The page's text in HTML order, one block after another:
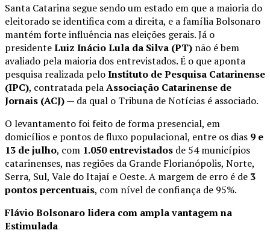
Santa Catarina segue sendo um estado em que a maioria do
eleitorado se identifica com a direita, e a família Bolsonaro
mantém forte influência nas eleições gerais. Já o
presidenteLuiz Inácio Lula da Silva (PT) não é bem
avaliado pela maioria dos entrevistados. É o que aponta
pesquisa realizada peloInstituto de Pesquisa Catarinense
(IPC), contratada pelaAssociação Catarinense de
Jornais (ACJ)— da qual o Tribuna de Notícias é associado.
O levantamento foi feito de forma presencial, em
domicílios e pontos de fluxo populacional, entre os dias 9 e
13 de julho, com 1.050 entrevistados de 54 municípios
catarinenses, nas regiões da Grande Florianópolis, Norte,
Serra, Sul, Vale do Itajaí e Oeste. A margem de erro é de 3
pontos percentuais, com nível de confiança de 95%.
Flávio Bolsonaro lidera com ampla vantagem na
Estimulada